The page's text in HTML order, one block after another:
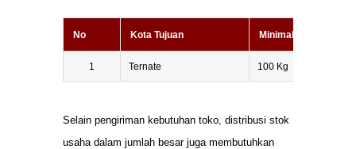
No Kota Tujuan Minimal Berat
1 Ternate 100 Kg
Selain pengiriman kebutuhan toko, distribusi stok
usaha dalam jumlah besar juga membutuhkan